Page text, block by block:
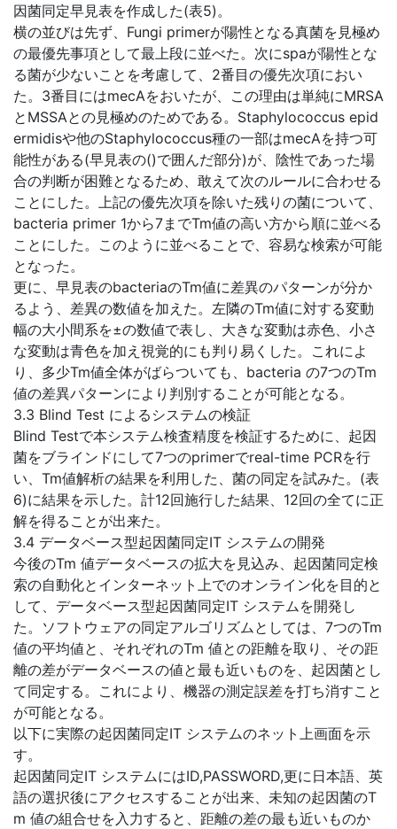
因菌同定早見表を作成した(表5)。
横の並びは先ず、Fungi primerが陽性となる真菌を見極め
の最優先事項として最上段に並べた。次にspaが陽性とな
る菌が少ないことを考慮して、2番目の優先次項におい
た。3番目にはmecAをおいたが、この理由は単純にMRSA
とMSSAとの見極めのためである。Staphylococcus epid
ermidisや他のStaphylococcus種の一部はmecAを持つ可
能性がある(早見表の()で囲んだ部分)が、陰性であった場
合の判断が困難となるため、敢えて次のルールに合わせる
ことにした。上記の優先次項を除いた残りの菌について、
bacteria primer 1から7までTm値の高い方から順に並べる
ことにした。このように並べることで、容易な検索が可能
となった。
更に、早見表のbacteriaのTm値に差異のパターンが分か
るよう、差異の数値を加えた。左隣のTm値に対する変動
幅の大小間系を±の数値で表し、大きな変動は赤色、小さ
な変動は青色を加え視覚的にも判り易くした。これによ
り、多少Tm値全体がばらついても、bacteria の7つのTm
値の差異パターンにより判別することが可能となる。
3.3 Blind Test によるシステムの検証
Blind Testで本システム検査精度を検証するために、起因
菌をブラインドにして7つのprimerでreal-time PCRを行
い、Tm値解析の結果を利用した、菌の同定を試みた。(表
6)に結果を示した。計12回施行した結果、12回の全てに正
解を得ることが出来た。
3.4 データベース型起因菌同定IT システムの開発
今後のTm 値データベースの拡大を見込み、起因菌同定検
索の自動化とインターネット上でのオンライン化を目的と
して、データベース型起因菌同定IT システムを開発し
た。ソフトウェアの同定アルゴリズムとしては、7つのTm
値の平均値と、それぞれのTm 値との距離を取り、その距
離の差がデータベースの値と最も近いものを、起因菌とし
て同定する。これにより、機器の測定誤差を打ち消すこと
が可能となる。
以下に実際の起因菌同定IT システムのネット上画面を示
す。
起因菌同定IT システムにはID,PASSWORD,更に日本語、英
語の選択後にアクセスすることが出来、未知の起因菌のT
m 値の組合せを入力すると、距離の差の最も近いものか